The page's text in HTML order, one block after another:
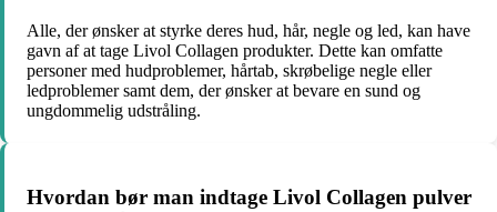
Alle, der ønsker at styrke deres hud, hår, negle og led, kan have
gavn af at tage Livol Collagen produkter. Dette kan omfatte
personer med hudproblemer, hårtab, skrøbelige negle eller
ledproblemer samt dem, der ønsker at bevare en sund og
ungdommelig udstråling.
Hvordan bør man indtage Livol Collagen pulver